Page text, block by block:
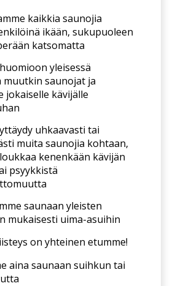
kaikkia saunojia
ikään, sukupuoleen
katsomatta
yleisessä
muutkin saunojat ja
jokaiselle kävijälle
uhkaavasti tai
muita saunojia kohtaan,
kenenkään kävijän
psyykkistä
saunaan yleisten
mukaisesti uima-asuihin
on yhteinen etumme!
aina saunaan suihkun tai